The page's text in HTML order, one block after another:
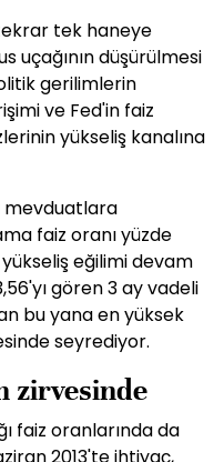
tek haneye
uçağının düşürülmesi
gerilimlerin
ve Fed'in faiz
yükseliş kanalına
mevduatlara
faiz oranı yüzde
yükseliş eğilimi devam
gören 3 ay vadeli
bu yana en yüksek
seyrediyor.
zirvesinde
faiz oranlarında da